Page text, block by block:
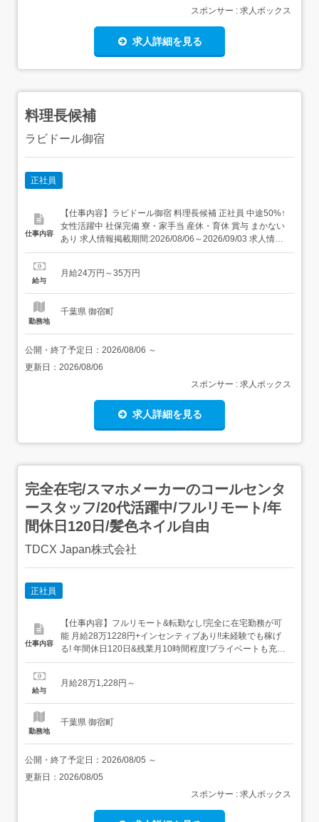
スポンサー : 求人ボックス
求人詳細を見る
料理長候補
ラビドール御宿
正社員
仕事内容
【仕事内容】ラビドール御宿 料理長候補 正社員 中途50%↑
女性活躍中 社保完備 寮・家⼿当 産休・育休 賞与 まかない
あり 求人情報掲載期間:2026/08/06～2026/09/03 求人情報
店舗の特徴 昇給・賞与・社宅・122日休の集団調理 住 所
より徒歩24分 URL ...
給与
月給24万円～35万円
勤務地
千葉県 御宿町
公開・終了予定日： 2026/08/06 ～
更新日： 2026/08/06
スポンサー : 求人ボックス
求人詳細を見る
完全在宅/スマホメーカーのコールセンタ
ースタッフ/20代活躍中/フルリモート/年
間休日120日/髪色ネイル自由
TDCX Japan株式会社
正社員
仕事内容
【仕事内容】フルリモート&転勤なし!完全に在宅勤務が可
能 月給28万1228円+インセンティブあり!!未経験でも稼げ
る! 年間休日120日&残業月10時間程度!プライベートも充実
研修充実!!完全在宅の丁寧な研修を実施!! 髪色(派手髪OK)・
ーのデバイス(スマホ・タブレット・PCなど)の、お問い合
給与
月給28万1,228円～
勤務地
千葉県 御宿町
公開・終了予定日： 2026/08/05 ～
更新日： 2026/08/05
スポンサー : 求人ボックス